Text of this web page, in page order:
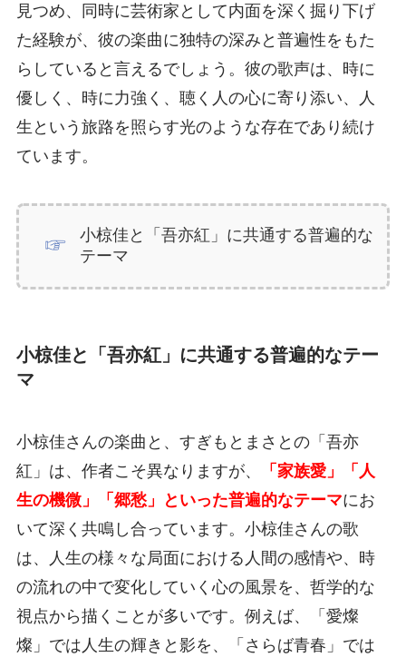
見つめ、同時に芸術家として内面を深く掘り下げ
た経験が、彼の楽曲に独特の深みと普遍性をもた
らしていると言えるでしょう。彼の歌声は、時に
優しく、時に力強く、聴く人の心に寄り添い、人
生という旅路を照らす光のような存在であり続け
ています。
小椋佳と「吾亦紅」に共通する普遍的な
テーマ
小椋佳と「吾亦紅」に共通する普遍的なテー
マ
小椋佳さんの楽曲と、すぎもとまさとの「吾亦
紅」は、作者こそ異なりますが、
「家族愛」「人
生の機微」「郷愁」といった普遍的なテーマにお
いて深く共鳴し合っています。小椋佳さんの歌
は、人生の様々な局面における人間の感情や、時
の流れの中で変化していく心の風景を、哲学的な
視点から描くことが多いです。例えば、「愛燦
燦」では人生の輝きと影を、「さらば青春」では